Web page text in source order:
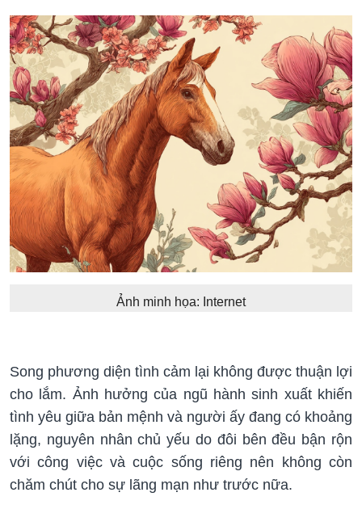
Ảnh minh họa: Internet
Song phương diện tình cảm lại không được thuận lợi
cho lắm. Ảnh hưởng của ngũ hành sinh xuất khiến
tình yêu giữa bản mệnh và người ấy đang có khoảng
lặng, nguyên nhân chủ yếu do đôi bên đều bận rộn
với công việc và cuộc sống riêng nên không còn
chăm chút cho sự lãng mạn như trước nữa.